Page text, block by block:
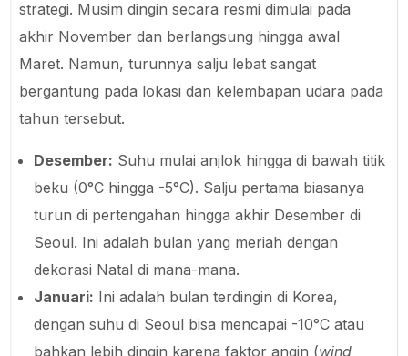
strategi. Musim dingin secara resmi dimulai pada
akhir November dan berlangsung hingga awal
Maret. Namun, turunnya salju lebat sangat
bergantung pada lokasi dan kelembapan udara pada
tahun tersebut.
Desember: Suhu mulai anjlok hingga di bawah titik
beku (0°C hingga -5°C). Salju pertama biasanya
turun di pertengahan hingga akhir Desember di
Seoul. Ini adalah bulan yang meriah dengan
dekorasi Natal di mana-mana.
Januari: Ini adalah bulan terdingin di Korea,
dengan suhu di Seoul bisa mencapai -10°C atau
bahkan lebih dingin karena faktor angin (wind